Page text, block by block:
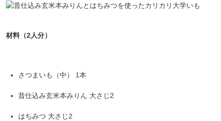
材料（2人分）
さつまいも（中） 1本
昔仕込み玄米本みりん 大さじ2
はちみつ 大さじ2